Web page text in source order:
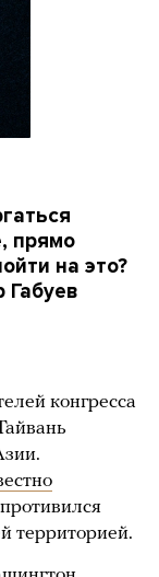
прямо
на это?
Габуев
конгресса
территорией.